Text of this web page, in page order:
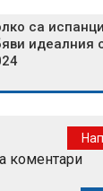
са
идеалния
коментари